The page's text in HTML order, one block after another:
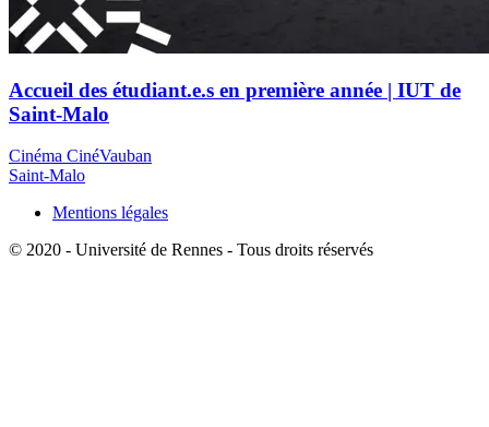
Accueil des étudiant.e.s en première année | IUT de
Saint-Malo
Cinéma CinéVauban
Saint-Malo
Mentions légales
© 2020 - Université de Rennes - Tous droits réservés